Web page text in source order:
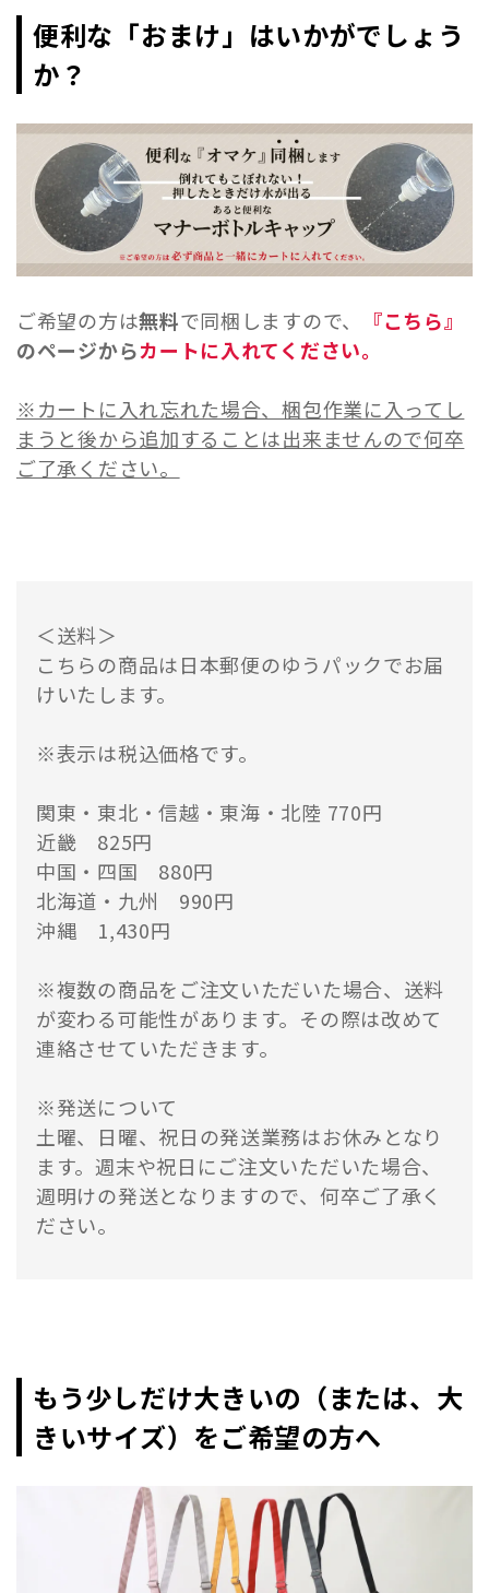
便利な「おまけ」はいかがでしょう
か？
ご希望の方は無料で同梱しますので、
『こちら』
のページからカートに入れてください。
※カートに入れ忘れた場合、梱包作業に入ってし
まうと後から追加することは出来ませんので何卒
ご了承ください。
＜送料＞
こちらの商品は日本郵便のゆうパックでお届
けいたします。
※表示は税込価格です。
関東・東北・信越・東海・北陸 770円
近畿 825円
中国・四国 880円
北海道・九州 990円
沖縄 1,430円
※複数の商品をご注文いただいた場合、送料
が変わる可能性があります。その際は改めて
連絡させていただきます。
※発送について
土曜、日曜、祝日の発送業務はお休みとなり
ます。週末や祝日にご注文いただいた場合、
週明けの発送となりますので、何卒ご了承く
ださい。
もう少しだけ大きいの（または、大
きいサイズ）をご希望の方へ